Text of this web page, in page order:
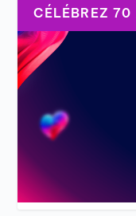
CÉLÉBREZ 70